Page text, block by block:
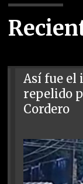
Así fue el
repelido
Cordero